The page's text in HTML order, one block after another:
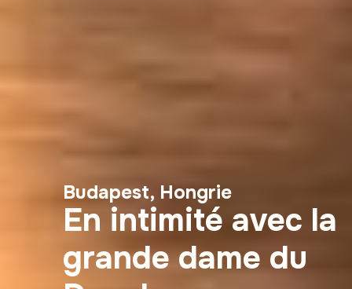
Budapest, Hongrie
En intimité avec la
grande dame du